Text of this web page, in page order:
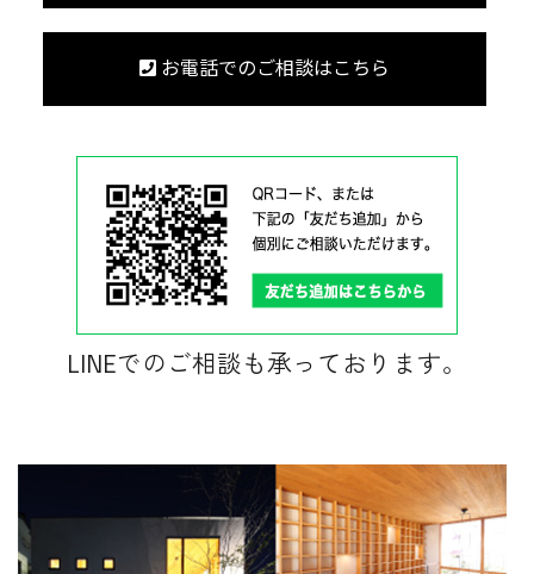
お電話でのご相談はこちら
LINEでのご相談も承っております。